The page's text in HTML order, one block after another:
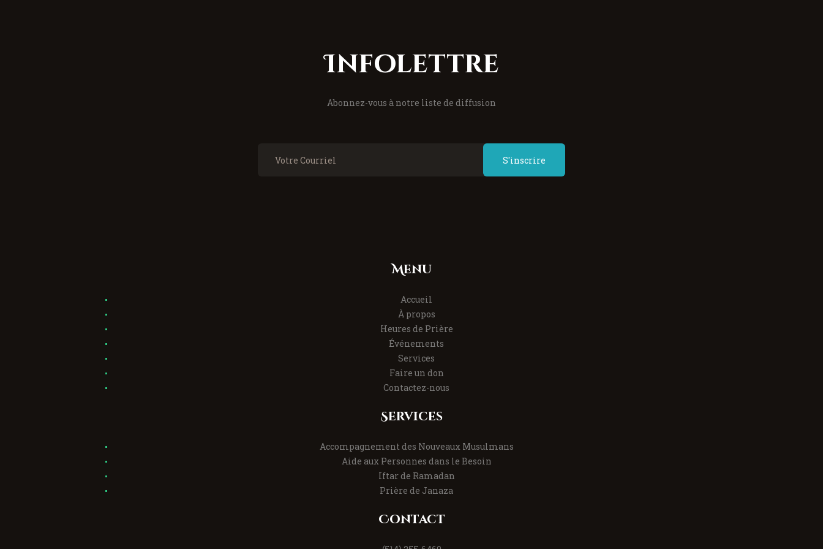
Infolettre
Abonnez-vous à notre liste de diffusion
S'inscrire
Menu
Accueil
À propos
Heures de Prière
Événements
Services
Faire un don
Contactez-nous
Services
Accompagnement des Nouveaux Musulmans
Aide aux Personnes dans le Besoin
Iftar de Ramadan
Prière de Janaza
Contact